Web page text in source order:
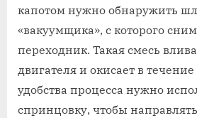
капотом нужно обнаружить
«вакуумщика», с которого
переходник. Такая смесь
двигателя и окисает в
удобства процесса нужно
спринцовку, чтобы